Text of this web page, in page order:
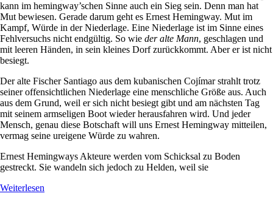
kann im hemingway’schen Sinne auch ein Sieg sein. Denn man hat
Mut bewiesen. Gerade darum geht es Ernest Hemingway. Mut im
Kampf, Würde in der Niederlage. Eine Niederlage ist im Sinne eines
Fehlversuchs nicht endgültig. So wie der alte Mann, geschlagen und
mit leeren Händen, in sein kleines Dorf zurückkommt. Aber er ist nicht
besiegt.
Der alte Fischer Santiago aus dem kubanischen Cojímar strahlt trotz
seiner offensichtlichen Niederlage eine menschliche Größe aus. Auch
aus dem Grund, weil er sich nicht besiegt gibt und am nächsten Tag
mit seinem armseligen Boot wieder herausfahren wird. Und jeder
Mensch, genau diese Botschaft will uns Ernest Hemingway mitteilen,
vermag seine ureigene Würde zu wahren.
Ernest Hemingways Akteure werden vom Schicksal zu Boden
gestreckt. Sie wandeln sich jedoch zu Helden, weil sie
Weiterlesen